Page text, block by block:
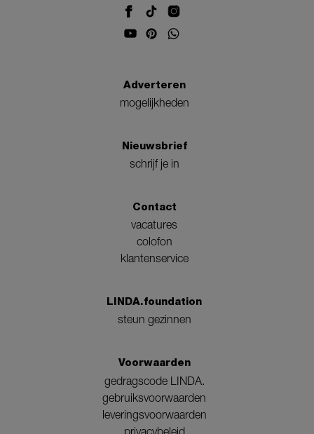
Adverteren
mogelijkheden
Nieuwsbrief
schrijf je in
Contact
vacatures
colofon
klantenservice
LINDA.foundation
steun gezinnen
Voorwaarden
gedragscode LINDA.
gebruiksvoorwaarden
leveringsvoorwaarden
privacybeleid